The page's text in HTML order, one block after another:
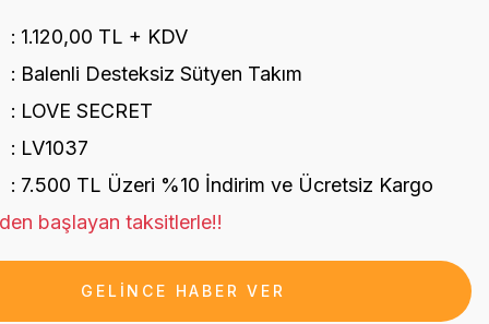
1.120,00 TL + KDV
Balenli Desteksiz Sütyen Takım
LOVE SECRET
LV1037
7.500 TL Üzeri %10 İndirim ve Ücretsiz Kargo
başlayan taksitlerle!!
GELİNCE HABER VER